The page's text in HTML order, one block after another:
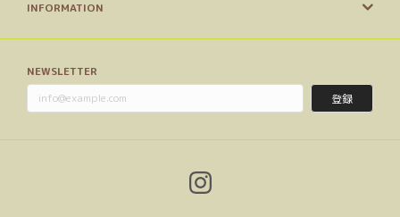
INFORMATION
NEWSLETTER
登録